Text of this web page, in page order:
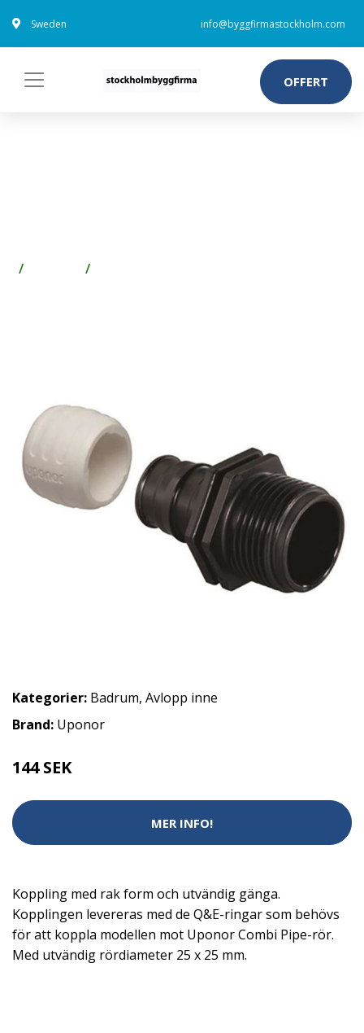
Sweden info@byggfirmastockholm.com
OFFERT
Kategorier: Badrum, Avlopp inne
Brand: Uponor
144 SEK
MER INFO!
Koppling med rak form och utvändig gänga.
Kopplingen levereras med de Q&E-ringar som behövs
för att koppla modellen mot Uponor Combi Pipe-rör.
Med utvändig rördiameter 25 x 25 mm.